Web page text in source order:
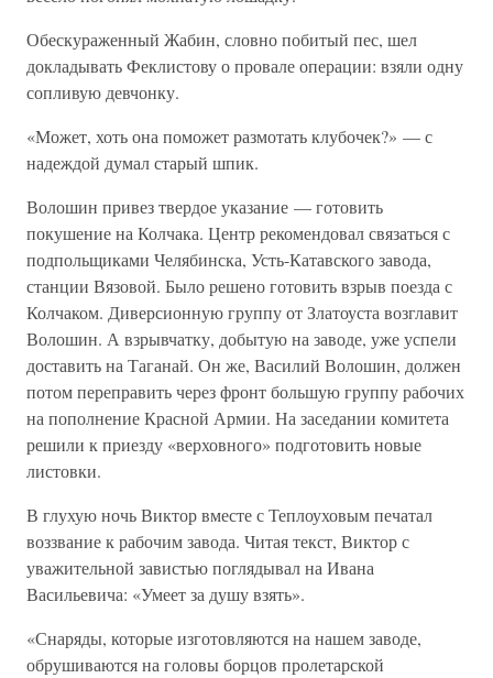
Обескураженный Жабин, словно побитый пес, шел
докладывать Феклистову о провале операции: взяли одну
сопливую девчонку.
«Может, хоть она поможет размотать клубочек?» — с
надеждой думал старый шпик.
Волошин привез твердое указание — готовить
покушение на Колчака. Центр рекомендовал связаться с
подпольщиками Челябинска, Усть-Катавского завода,
станции Вязовой. Было решено готовить взрыв поезда с
Колчаком. Диверсионную группу от Златоуста возглавит
Волошин. А взрывчатку, добытую на заводе, уже успели
доставить на Таганай. Он же, Василий Волошин, должен
потом переправить через фронт большую группу рабочих
на пополнение Красной Армии. На заседании комитета
решили к приезду «верховного» подготовить новые
листовки.
В глухую ночь Виктор вместе с Теплоуховым печатал
воззвание к рабочим завода. Читая текст, Виктор с
уважительной завистью поглядывал на Ивана
Васильевича: «Умеет за душу взять».
«Снаряды, которые изготовляются на нашем заводе,
обрушиваются на головы борцов пролетарской